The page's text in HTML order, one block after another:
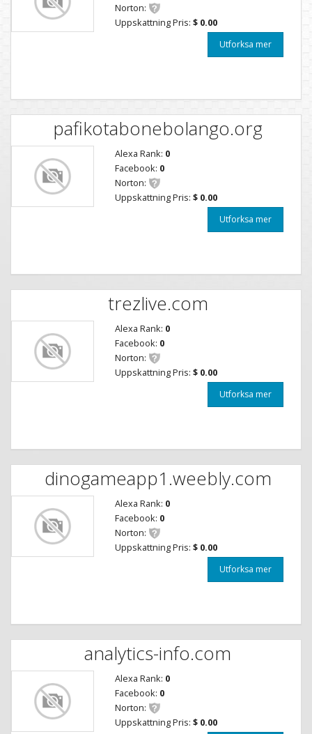
Norton:
Uppskattning Pris: $ 0.00
Utforksa mer
pafikotabonebolango.org
Alexa Rank: 0
Facebook: 0
Norton:
Uppskattning Pris: $ 0.00
Utforksa mer
trezlive.com
Alexa Rank: 0
Facebook: 0
Norton:
Uppskattning Pris: $ 0.00
Utforksa mer
dinogameapp1.weebly.com
Alexa Rank: 0
Facebook: 0
Norton:
Uppskattning Pris: $ 0.00
Utforksa mer
analytics-info.com
Alexa Rank: 0
Facebook: 0
Norton:
Uppskattning Pris: $ 0.00